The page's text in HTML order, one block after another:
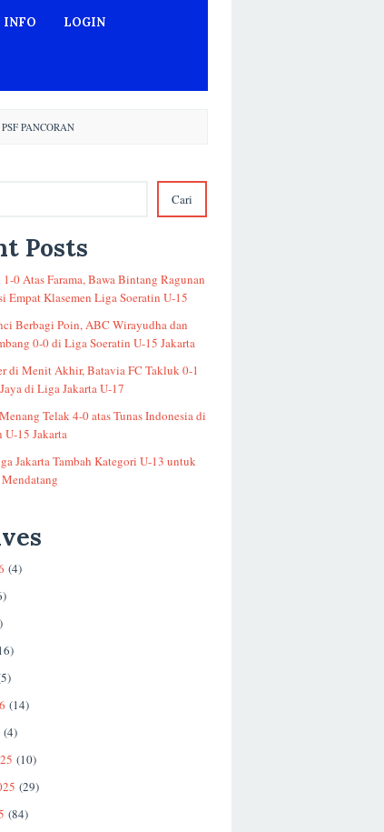
INFO LOGIN
PANCORAN
Cari
Posts
0 Atas Farama, Bawa Bintang Ragunan
Empat Klasemen Liga Soeratin U-15
Berbagi Poin, ABC Wirayudha dan
0-0 di Liga Soeratin U-15 Jakarta
di Menit Akhir, Batavia FC Takluk 0-1
di Liga Jakarta U-17
Telak 4-0 atas Tunas Indonesia di
U-15 Jakarta
Jakarta Tambah Kategori U-13 untuk
(4)
(14)
(4)
(10)
(29)
(84)